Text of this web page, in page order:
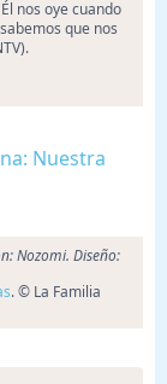
nos oye cuando
que nos
Nuestra
Nozomi. Diseño:
. © La Familia